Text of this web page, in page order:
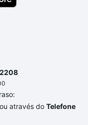
ou através do Telefone